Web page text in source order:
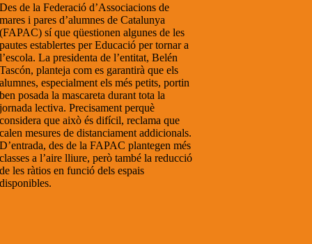
Des de la Federació d’Associacions de
mares i pares d’alumnes de Catalunya
(FAPAC) sí que qüestionen algunes de les
pautes establertes per Educació per tornar a
l’escola. La presidenta de l’entitat, Belén
Tascón, planteja com es garantirà que els
alumnes, especialment els més petits, portin
ben posada la mascareta durant tota la
jornada lectiva. Precisament perquè
considera que això és difícil, reclama que
calen mesures de distanciament addicionals.
D’entrada, des de la FAPAC plantegen més
classes a l’aire lliure, però també la reducció
de les ràtios en funció dels espais
disponibles.